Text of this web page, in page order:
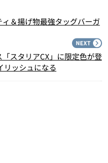
＆揚げ物最強タッグバーガ
スタリアCX」に限定色が登
リッシュになる